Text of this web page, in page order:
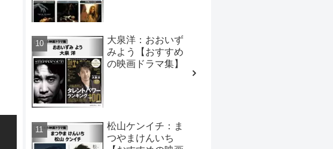
大泉洋：おおいず
みよう【おすすめ
の映画ドラマ集】
松山ケンイチ：ま
つやまけんいち